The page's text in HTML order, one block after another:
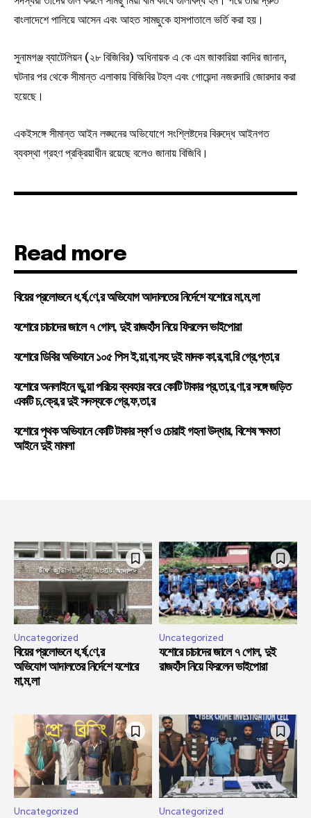
বাংলাদেশে পালিয়ে আসেন এবং আহত সামছুকে হাসপাতালে ভর্তি করা হয়।
সুনামগঞ্জ ব্যাটেলিয়ন (২৮ বিজিবির) অধিনায়ক এ কে এম জাকারিয়া কাদির জানান,
ঘটনার পর থেকে সীমান্ত এলাকায় বিজিবির টহল এবং গোয়েন্দা নজরদারি জোরদার করা
হয়েছে।
একইসঙ্গে সীমান্ত আইন লঙ্ঘনের অভিযোগে সংশ্লিষ্টদের বিরুদ্ধে আইনগত
ব্যবস্থা গ্রহণ প্রক্রিয়াধীন রয়েছে বলেও জানায় বিজিবি।
Read more
বিয়ের প্রলোভনে ধ,র্ষ,ণে,র অভিযোগ আদালতের নির্দেশে যশোরে মা,ম,লা
যশোরে চাচাদের জালে ৭ গোল, দুই রাজহাঁস নিয়ে ফিরলেন ভাইপোরা
যশোরে ডিবির অভিযানে ১০৫ পিস ই,য়া,বা,সহ দুই মাদক কা,র,বা,রি গ্রে,প্তা,র
যশোরে অনলাইনে ভু,য়া পরিচয় ব্যবহার করে কোটি টাকার প্র,তা,র,ণা,র সঙ্গে জড়িত
একটি চ,ক্রে,র দুই সদস্যকে গ্রে,ফ,তা,র
যশোরে পৃথক অভিযানে কোটি টাকার স্বর্ণ ও চোরাই গহনা উদ্ধার, বিশেষ ক্ষমতা
আইনে দুই মামলা
Uncategorized
বিয়ের প্রলোভনে ধ,র্ষ,ণে,র
অভিযোগ আদালতের নির্দেশে যশোরে
মা,ম,লা
Uncategorized
যশোরে চাচাদের জালে ৭ গোল, দুই
রাজহাঁস নিয়ে ফিরলেন ভাইপোরা
Uncategorized Uncategorized